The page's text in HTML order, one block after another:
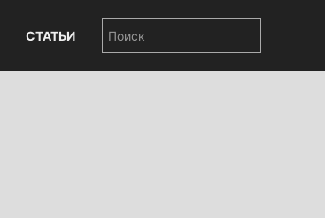
СТАТЬИ